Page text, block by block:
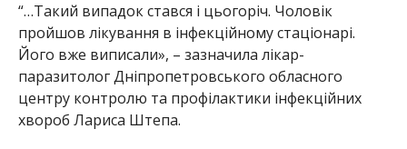
“…Такий випадок стався і цьогоріч. Чоловік
пройшов лікування в інфекційному стаціонарі.
Його вже виписали», – зазначила лікар-
паразитолог Дніпропетровського обласного
центру контролю та профілактики інфекційних
хвороб Лариса Штепа.